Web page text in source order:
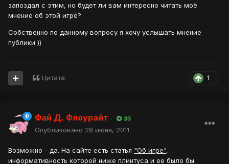
запоздал с этим, но будет ли вам интересно читать моё
мнение об этой игре?
Собственно по данному вопросу я хочу услышать мнение
публики ))
1
Цитата
Фай Д. Флоурайт 33
Опубликовано 28 июня, 2011
Возможно - да. На сайте есть статья "Об игре",
информативность которой ниже плинтуса и ее было бы